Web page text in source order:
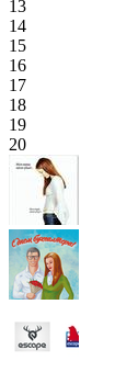
13
14
15
16
17
18
19
20